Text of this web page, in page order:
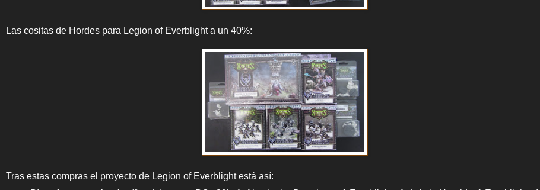
Las cositas de Hordes para Legion of Everblight a un 40%:
Tras estas compras el proyecto de Legion of Everblight está así: